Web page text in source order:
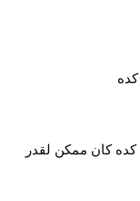
كان ممكن لقدر